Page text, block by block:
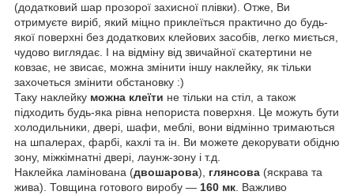
(додатковий шар прозорої захисної плівки). Отже, Ви
отримуєте виріб, який міцно приклеїться практично до будь-
якої поверхні без додаткових клейових засобів, легко миється,
чудово виглядає. І на відміну від звичайної скатертини не
ковзає, не звисає, можна змінити іншу наклейку, як тільки
захочеться змінити обстановку :)
Таку наклейку можна клеїти не тільки на стіл, а також
підходить будь-яка рівна непориста поверхня. Це можуть бути
холодильники, двері, шафи, меблі, вони відмінно тримаються
на шпалерах, фарбі, кахлі та ін. Ви можете декорувати обідню
зону, міжкімнатні двері, лаунж-зону і т.д.
Наклейка ламінована (двошарова), глянсова (яскрава та
жива). Товщина готового виробу — 160 мк. Важливо